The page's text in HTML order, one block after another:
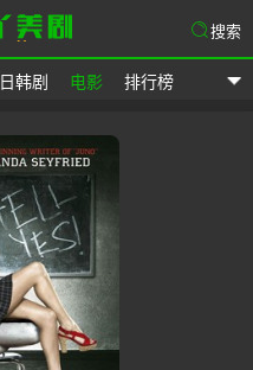
日韩剧 电影 排行榜
搜索